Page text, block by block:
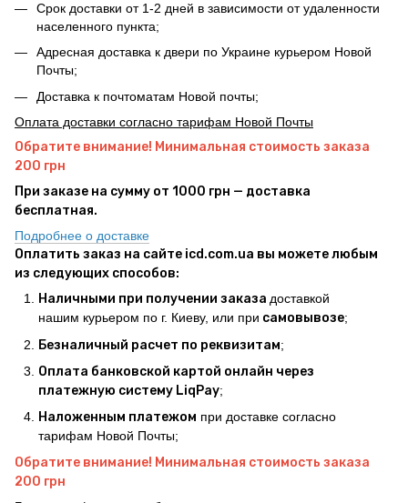
Срок доставки от 1-2 дней в зависимости от удаленности
населенного пункта;
Адресная доставка к двери по Украине курьером Новой
Почты;
Доставка к почтоматам Новой почты;
Оплата доставки согласно тарифам Новой Почты
Обратите внимание! Минимальная стоимость заказа
200 грн
При заказе на сумму от 1000 грн — доставка
бесплатная.
Подробнее о доставке
Оплатить заказ на сайте icd.com.ua вы можете любым
из следующих способов:
Наличными при получении заказа доставкой
нашим курьером по г. Киеву, или при самовывозе;
Безналичный расчет по реквизитам;
Оплата банковской картой онлайн через
платежную систему LiqPay;
Наложенным платежом при доставке согласно
тарифам Новой Почты;
Обратите внимание! Минимальная стоимость заказа
200 грн